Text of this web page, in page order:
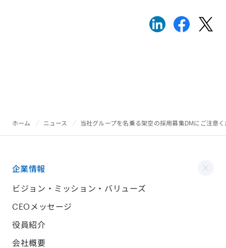
ホーム ニュース 当社グループを名乗る架空の採用募集DMにご注意
企業情報
ビジョン・ミッション・バリューズ
CEOメッセージ
役員紹介
会社概要